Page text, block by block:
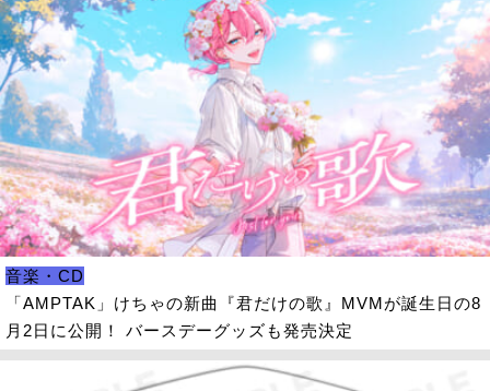
音楽・CD
「AMPTAK」けちゃの新曲『君だけの歌』MVMが誕生日の8
月2日に公開！ バースデーグッズも発売決定